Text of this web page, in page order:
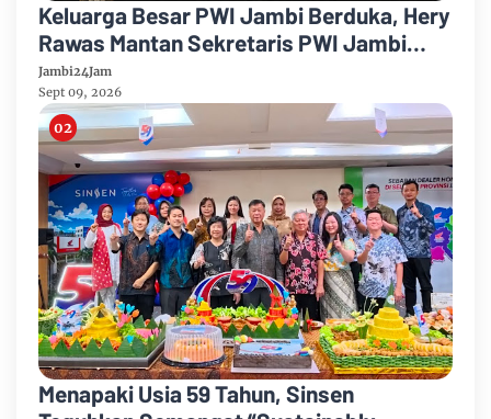
Keluarga Besar PWI Jambi Berduka, Hery
Rawas Mantan Sekretaris PWI Jambi
Tutup Usia
Jambi24Jam
Sept 09, 2026
Menapaki Usia 59 Tahun, Sinsen